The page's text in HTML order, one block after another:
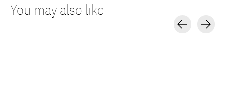
You may also like